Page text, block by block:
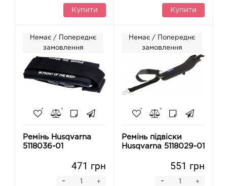
Купити Купити
Немає / Попереднє
замовлення
Ремінь Husqvarna
5118036-01
471 грн
+
-
Немає / Попереднє
замовлення
Ремінь підвіски
Husqvarna 5118029-01
551 грн
+
-